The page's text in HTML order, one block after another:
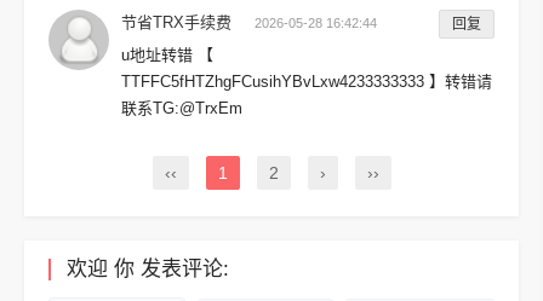
节省TRX手续费 2026-05-28 16:42:44 回复
u地址转错 【
TTFFC5fHTZhgFCusihYBvLxw4233333333 】转错请
联系TG:@TrxEm
‹‹ 1 2 › ››
欢迎 你 发表评论: